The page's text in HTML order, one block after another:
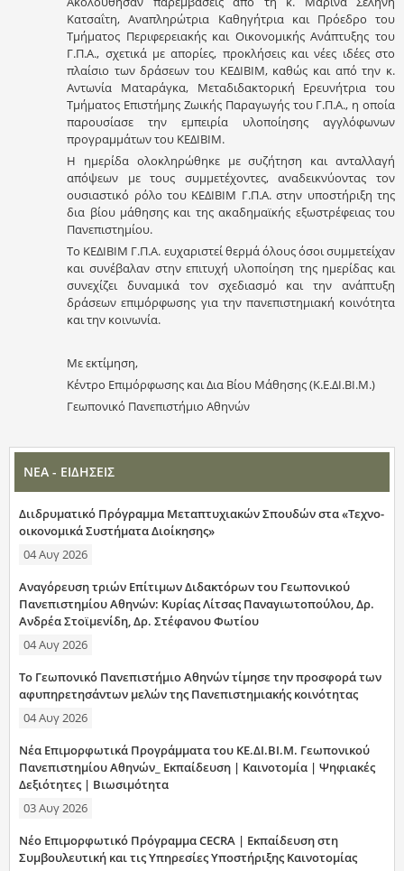
Κατσαΐτη, Αναπληρώτρια Καθηγήτρια και Πρόεδρο του
Τμήματος Περιφερειακής και Οικονομικής Ανάπτυξης του
Γ.Π.Α., σχετικά με απορίες, προκλήσεις και νέες ιδέες στο
πλαίσιο των δράσεων του ΚΕΔΙΒΙΜ, καθώς και από την κ.
Αντωνία Ματαράγκα, Μεταδιδακτορική Ερευνήτρια του
Τμήματος Επιστήμης Ζωικής Παραγωγής του Γ.Π.Α., η οποία
παρουσίασε την εμπειρία υλοποίησης αγγλόφωνων
προγραμμάτων του ΚΕΔΙΒΙΜ.
Η ημερίδα ολοκληρώθηκε με συζήτηση και ανταλλαγή
απόψεων με τους συμμετέχοντες, αναδεικνύοντας τον
ουσιαστικό ρόλο του ΚΕΔΙΒΙΜ Γ.Π.Α. στην υποστήριξη της
δια βίου μάθησης και της ακαδημαϊκής εξωστρέφειας του
Πανεπιστημίου.
Το ΚΕΔΙΒΙΜ Γ.Π.Α. ευχαριστεί θερμά όλους όσοι συμμετείχαν
και συνέβαλαν στην επιτυχή υλοποίηση της ημερίδας και
συνεχίζει δυναμικά τον σχεδιασμό και την ανάπτυξη
δράσεων επιμόρφωσης για την πανεπιστημιακή κοινότητα
και την κοινωνία.
Με εκτίμηση,
Κέντρο Επιμόρφωσης και Δια Βίου Μάθησης (Κ.Ε.ΔΙ.ΒΙ.Μ.)
Γεωπονικό Πανεπιστήμιο Αθηνών
ΝΕΑ - ΕΙΔΗΣΕΙΣ
Διιδρυματικό Πρόγραμμα Μεταπτυχιακών Σπουδών στα «Τεχνο-
οικονομικά Συστήματα Διοίκησης»
04 Αυγ 2026
Αναγόρευση τριών Επίτιμων Διδακτόρων του Γεωπονικού
Πανεπιστημίου Αθηνών: Κυρίας Λίτσας Παναγιωτοπούλου, Δρ.
Ανδρέα Στοϊμενίδη, Δρ. Στέφανου Φωτίου
04 Αυγ 2026
Το Γεωπονικό Πανεπιστήμιο Αθηνών τίμησε την προσφορά των
αφυπηρετησάντων μελών της Πανεπιστημιακής κοινότητας
04 Αυγ 2026
Νέα Επιμορφωτικά Προγράμματα του ΚΕ.ΔΙ.ΒΙ.Μ. Γεωπονικού
Πανεπιστημίου Αθηνών_ Εκπαίδευση | Καινοτομία | Ψηφιακές
Δεξιότητες | Βιωσιμότητα
03 Αυγ 2026
Νέο Επιμορφωτικό Πρόγραμμα CECRA | Εκπαίδευση στη
Συμβουλευτική και τις Υπηρεσίες Υποστήριξης Καινοτομίας